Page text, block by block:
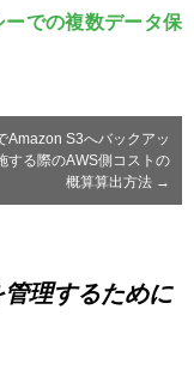
での複数データ保
Amazon S3へバックアッ
する際のAWS側コストの
概算算出方法 →
理するために